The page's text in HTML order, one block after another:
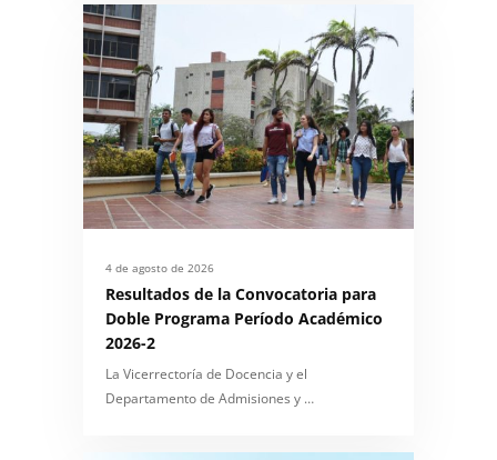
4 de agosto de 2026
Resultados de la Convocatoria para
Doble Programa Período Académico
2026-2
La Vicerrectoría de Docencia y el
Departamento de Admisiones y …